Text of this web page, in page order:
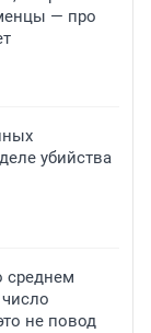
— про
убийства
среднем
не повод